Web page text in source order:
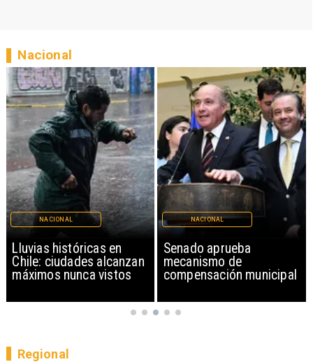
Lluvias históricas en
Chile: ciudades alcanzan
máximos nunca vistos
NACIONAL
Senado aprueba
mecanismo de
compensación municipal
NACIONAL
Nacional
Regional